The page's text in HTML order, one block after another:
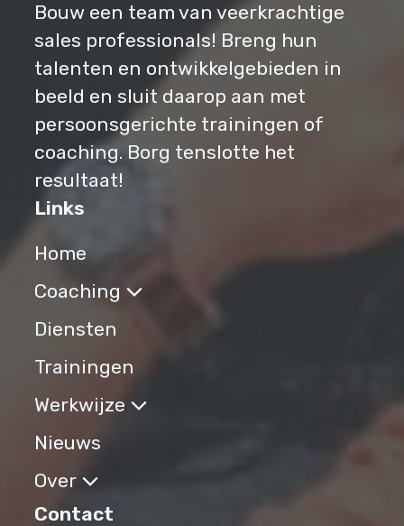
Bouw een team van veerkrachtige
sales professionals! Breng hun
talenten en ontwikkelgebieden in
beeld en sluit daarop aan met
persoonsgerichte trainingen of
coaching. Borg tenslotte het
resultaat!
Links
Home
Coaching
Diensten
Trainingen
Werkwijze
Nieuws
Over
Contact